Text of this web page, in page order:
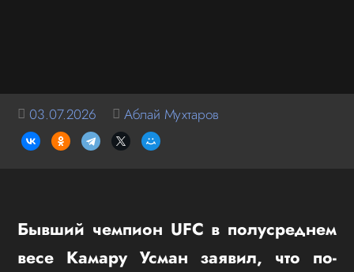
03.07.2026 Аблай Мухтаров
Бывший чемпион UFC в полусреднем
весе Камару Усман заявил, что по-